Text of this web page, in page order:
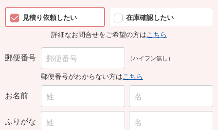
見積り依頼したい
在庫確認したい
詳細なお問合せをご希望の方はこちら
郵便番号 （ハイフン無し）
郵便番号がわからない方はこちら
お名前
ふりがな